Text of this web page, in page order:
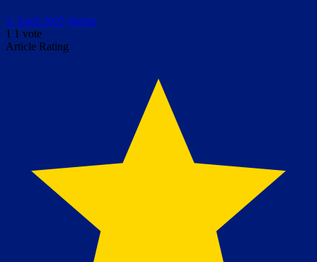
1. April 2025 Stefan
1 1 vote
Article Rating